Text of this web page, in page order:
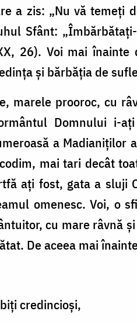
a zis: „Nu vă temeţi
Sfânt:
26). Voi mai
şi bărbăţia de
marele prooroc, cu
Domnului i-
a Madianiţilor
mai tari decât
aţi fost, gata a sluji
omenesc. Voi, o
cu mare râvnă
De aceea mai
credincioşi,